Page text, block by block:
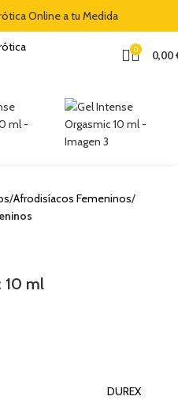
Online a tu Medida
0 0,00
Afrodisíacos Femeninos
10 ml
DUREX